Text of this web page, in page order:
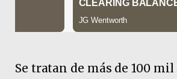
Se tratan de más de 100